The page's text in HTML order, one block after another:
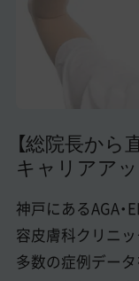
美容外科・美
美容クリニッ
美容医療辞典
医師採用ご担当者
【総院長から
キャリアア
神戸にあるAGA
容皮膚科クリニッ
多数の症例デー